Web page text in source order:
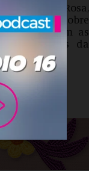
o ônibus Rosa,
orientação sobre
com as
equipes da